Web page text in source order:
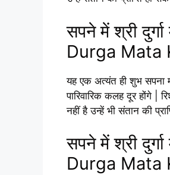
सपने में श्री
Durga Mata
यह एक अत्यंत ही शुभ सपना
पारिवारिक कलह दूर होंगे
नहीं है उन्हें भी संतान की
सपने में श्री
Durga Mata